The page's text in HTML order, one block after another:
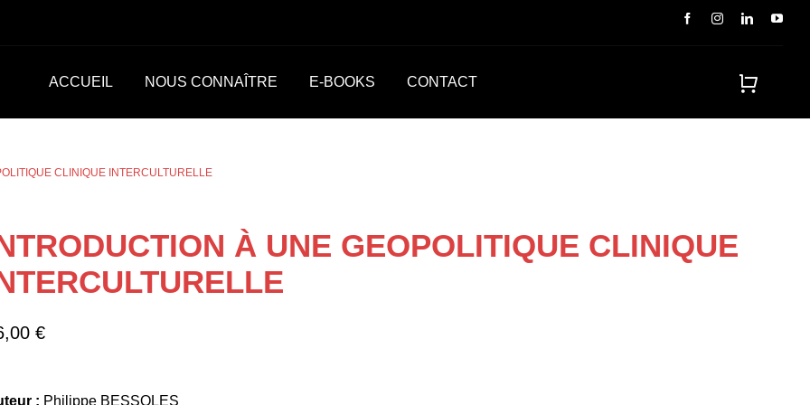
ACCUEIL NOUS CONNAÎTRE E-BOOKS CONTACT
CLINIQUE INTERCULTURELLE
À UNE GEOPOLITIQUE CLINIQUE
€
: Philippe BESSOLES